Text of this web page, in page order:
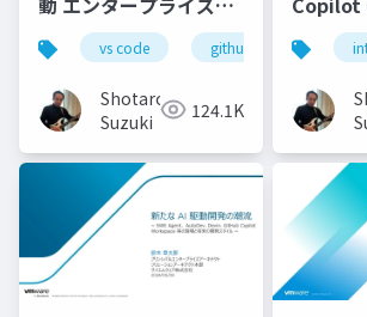
ロンドエンド開発実践-
s
vs code github copilot
Shotaro
Suzuki
124.1K
コーデ
効率化